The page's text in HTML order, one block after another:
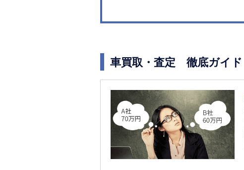
車買取・査定 徹底ガイド